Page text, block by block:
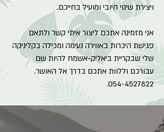
ויצירת שינוי חיובי ומועיל בחייכם.
אני מזמינה אתכם ליצור איתי קשר ולתאם
פגישת היכרות באווירה נעימה ומכילה בקליניקה
שלי שבקריית ביאליק-אשמח להיות שם
עבורכם וללוות אתכם בדרך אל האושר.
054-4527822.